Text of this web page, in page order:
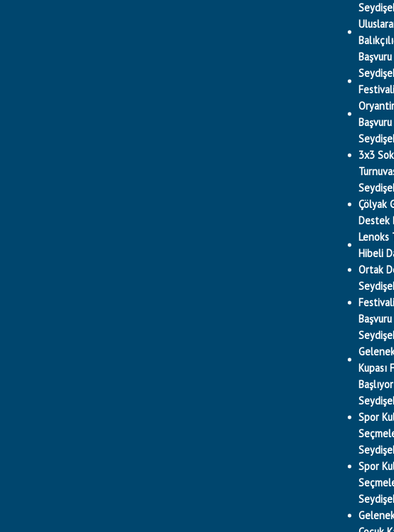
3x3
Çölyak
Destek
Lenoks
Hibeli
Ortak
Kupası
Başlıyor
Spor
Spor